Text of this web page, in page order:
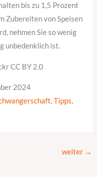
bis zu 1,5 Prozent
Zubereiten von Speisen
nehmen Sie so wenig
unbedenklich ist.
CC BY 2.0
2024
,Tipps,
weiter →